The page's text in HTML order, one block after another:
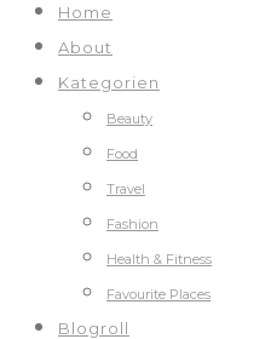
Home
About
Kategorien
Beauty
Food
Travel
Fashion
Health & Fitness
Favourite Places
Blogroll